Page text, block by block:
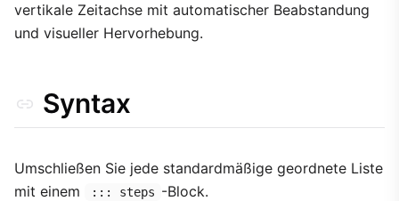
vertikale Zeitachse mit automatischer Beabstandung
und visueller Hervorhebung.
Syntax
Umschließen Sie jede standardmäßige geordnete Liste
mit einem
::: steps -Block.